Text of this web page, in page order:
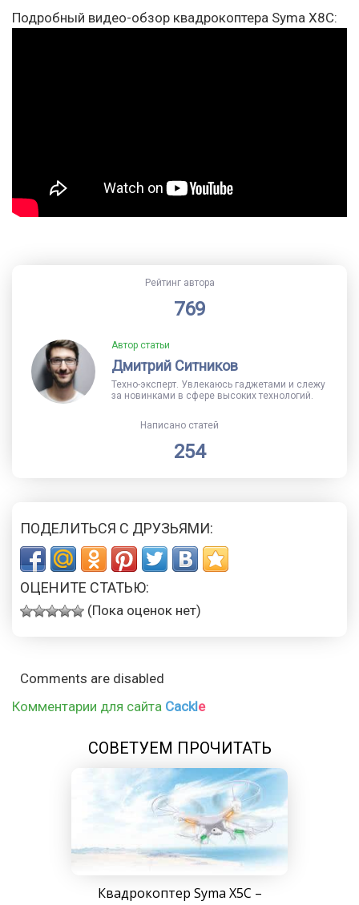
Подробный видео-обзор квадрокоптера Syma X8C:
Рейтинг автора
769
Автор статьи
Дмитрий Ситников
Техно-эксперт. Увлекаюсь гаджетами и слежу
за новинками в сфере высоких технологий.
Написано статей
254
ПОДЕЛИТЬСЯ С ДРУЗЬЯМИ:
ОЦЕНИТЕ СТАТЬЮ:
(Пока оценок нет)
Comments are disabled
Комментарии для сайта Cackle
СОВЕТУЕМ ПРОЧИТАТЬ
Квадрокоптер Syma X5C –